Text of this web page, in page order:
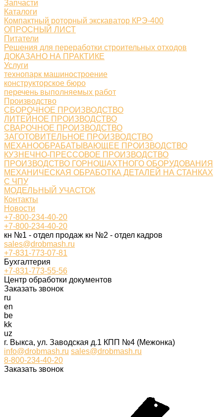
Запчасти
Каталоги
Компактный роторный экскаватор КРЭ-400
ОПРОСНЫЙ ЛИСТ
Питатели
Решения для переработки строительных отходов
ДОКАЗАНО НА ПРАКТИКЕ
Услуги
технопарк машиностроение
конструкторское бюро
перечень выполняемых работ
Производство
СБОРОЧНОЕ ПРОИЗВОДСТВО
ЛИТЕЙНОЕ ПРОИЗВОДСТВО
СВАРОЧНОЕ ПРОИЗВОДСТВО
ЗАГОТОВИТЕЛЬНОЕ ПРОИЗВОДСТВО
МЕХАНООБРАБАТЫВАЮЩЕЕ ПРОИЗВОДСТВО
КУЗНЕЧНО-ПРЕССОВОЕ ПРОИЗВОДСТВО
ПРОИЗВОДСТВО ГОРНОШАХТНОГО ОБОРУДОВАНИЯ
МЕХАНИЧЕСКАЯ ОБРАБОТКА ДЕТАЛЕЙ НА СТАНКАХ
С ЧПУ
МОДЕЛЬНЫЙ УЧАСТОК
Контакты
Новости
+7-800-234-40-20
+7-800-234-40-20
кн №1 - отдел продаж кн №2 - отдел кадров
sales@drobmash.ru
+7-831-773-07-81
Бухгалтерия
+7-831-773-55-56
Центр обработки документов
Заказать звонок
ru
en
be
kk
uz
г. Выкса, ул. Заводская д.1 КПП №4 (Межонка)
info@drobmash.ru sales@drobmash.ru
8-800-234-40-20
Заказать звонок